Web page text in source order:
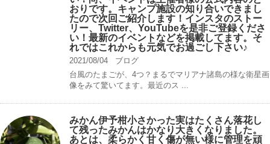
おりです。キャンプ️施設の知り合いできまし
たので次回ご紹介します！インスタのストー
リー、Twitter、YouTubeを是非ご登録くださ
い！最新のイベントなどを掲載してます。そ
れではこれからも元気でお過ごし下さい♪
2021/08/04
ブログ
台風のたまごが、4つ？まるでマリアナ諸島の様な衛星画
像をみて驚いてます。最近のス ...
みかん伊予柑小さかった実はたくさん落花し
て残ったみかんはかなり大きくなりました。
あとは、柔らかく甘く傷が無い様に管理を頑